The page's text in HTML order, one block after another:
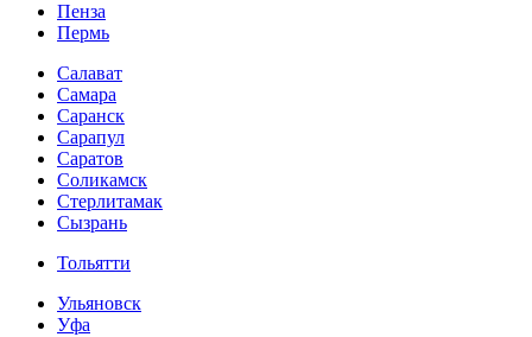
Пенза
Пермь
Салават
Самара
Саранск
Сарапул
Саратов
Соликамск
Стерлитамак
Сызрань
Тольятти
Ульяновск
Уфа